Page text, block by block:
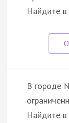
Найдите
В городе
Найдите в